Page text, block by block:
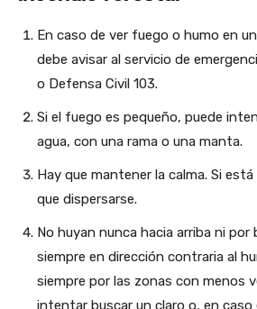
En caso de ver fuego o humo en
debe avisar al servicio de
o Defensa Civil 103.
Si el fuego es pequeño, puede
agua, con una rama o una manta.
Hay que mantener la calma. Si
que dispersarse.
No huyan nunca hacia arriba ni por
siempre en dirección contraria al
siempre por las zonas con menos
intentar buscar un claro o, en caso